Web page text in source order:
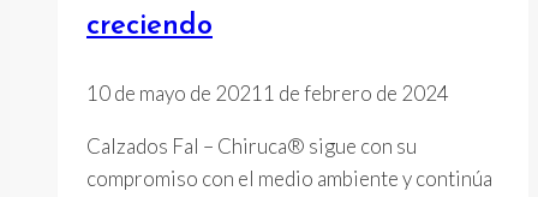
creciendo
10 de mayo de 20211 de febrero de 2024
Calzados Fal – Chiruca® sigue con su
compromiso con el medio ambiente y continúa